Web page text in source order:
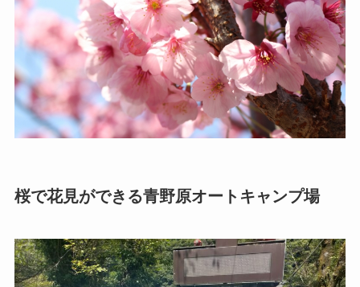
桜で花見ができる青野原オートキャンプ場